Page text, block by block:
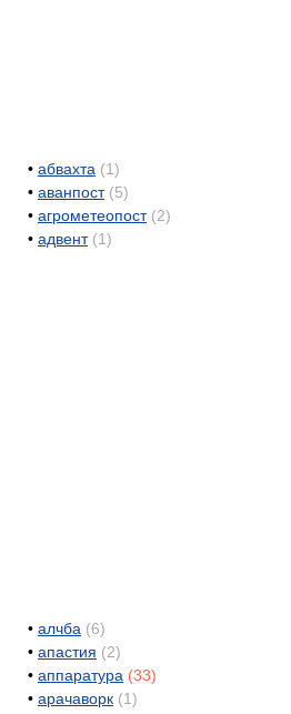
• абвахта (1)
• аванпост (5)
• агрометеопост (2)
• адвент (1)
• алчба (6)
• апастия (2)
• аппаратура (33)
• арачаворк (1)